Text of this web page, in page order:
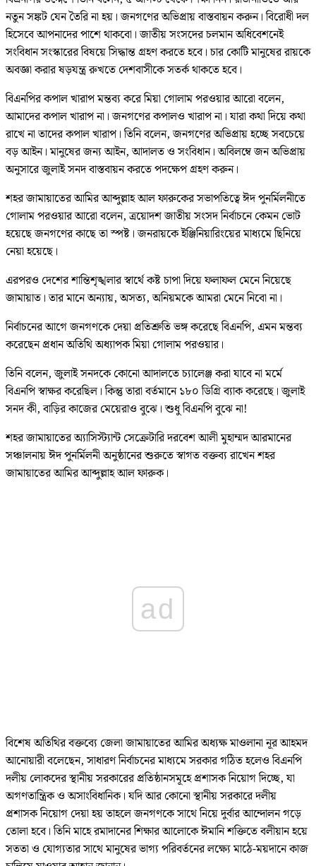
নতুন সঙ্কট যেন তৈরি না হয়। জনগণের অভিপ্রায় বাস্তবায়ন করুন। বিরোধী দল
হিসেবে আপনাদের পাশে থাকবো। জাতীয় সংসদের চলমান অধিবেশনেই
সংবিধান সংস্কারের বিষয়ে সিদ্ধান্ত গ্রহণ করতে হবে। চার কোটি মানুষের রায়কে
অবজ্ঞা করার ষড়যন্ত্র রুখতে দেশবাসীকে সতর্ক থাকতে হবে।
বিএনপির কপাল খারাপ মন্তব্য করে মিয়া গোলাম পরওয়ার আরো বলেন,
আমাদের কপাল খারাপ না। জনগণের কপালও খারাপ না। যারা কথা দিয়ে কথা
রাখে না তাদের কপাল খারাপ। তিনি বলেন, জনগণের অভিপ্রায় হচ্ছে সবচেয়ে
বড় আইন। মানুষের জন্য আইন, আদালত ও সংবিধান। অবিলম্বে জন অভিপ্রায়
অনুসারে জুলাই সনদ বাস্তবায়ন করতে পদক্ষেপ গ্রহণ করুন।
শহর জামায়াতের আমির আব্দুল্লাহ আল ফারুকের সভাপতিত্বে ঈদ পুনর্মিলনীতে
গোলাম পরওয়ার আরো বলেন, ত্রয়োদশ জাতীয় সংসদ নির্বাচনে কেমন ভোট
হয়েছে জনগণের কাছে তা স্পষ্ট। জনরায়কে ইঞ্জিনিয়ারিংয়ের মাধ্যমে ছিনিয়ে
নেয়া হয়েছে।
এরপরও দেশের শান্তিশৃঙ্খলার স্বার্থে কষ্ট চাপা দিয়ে ফলাফল মেনে নিয়েছে
জামায়াত। তার মানে অন্যায়, অসত্য, অনিয়মকে আমরা মেনে নিবো না।
নির্বাচনের আগে জনগণকে দেয়া প্রতিশ্রুতি ভঙ্গ করেছে বিএনপি, এমন মন্তব্য
করেছেন প্রধান অতিথি অধ্যাপক মিয়া গোলাম পরওয়ার।
তিনি বলেন, জুলাই সনদকে কোনো আদালতে চ্যালেঞ্জ করা যাবে না মর্মে
বিএনপি স্বাক্ষর করেছিল। কিন্তু তারা বর্তমানে ১৮০ ডিগ্রি ব্যাক করেছে। জুলাই
সনদ কী, বাড়ির কাজের মেয়েরাও বুঝে। শুধু বিএনপি বুঝে না!
শহর জামায়াতের অ্যাসিস্ট্যান্ট সেক্রেটারি দরবেশ আলী মুহাম্মদ আরমানের
সঞ্চালনায় ঈদ পুনর্মিলনী অনুষ্ঠানের শুরুতে স্বাগত বক্তব্য রাখেন শহর
জামায়াতের আমির আব্দুল্লাহ আল ফারুক।
ad
বিশেষ অতিথির বক্তব্যে জেলা জামায়াতের আমির অধ্যক্ষ মাওলানা নূর আহমদ
আনোয়ারী বলেছেন, সাধারণ নির্বাচনের মাধ্যমে সরকার গঠিত হলেও বিএনপি
দলীয় লোকদের স্থানীয় সরকারের প্রতিষ্ঠানসমূহে প্রশাসক নিয়োগ দিচ্ছে, যা
অগণতান্ত্রিক ও অসাংবিধানিক। যদি আর কোনো স্থানীয় সরকারে দলীয়
প্রশাসক নিয়োগ দেয়া হয় তাহলে জনগণকে সাথে নিয়ে দুর্বার আন্দোলন গড়ে
তোলা হবে। তিনি মাহে রমাদানের শিক্ষার আলোকে ঈমানি শক্তিতে বলীয়ান হয়ে
সততা ও যোগ্যতার সাথে মানুষের ভাগ্য পরিবর্তনের লক্ষ্যে মাঠে-ময়দানে কাজ